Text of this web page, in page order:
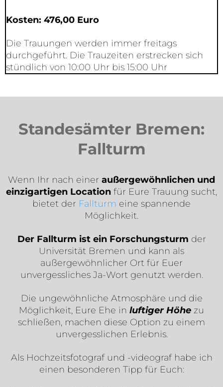
Kosten: 476,00 Euro
Die Trauungen werden immer freitags
durchgeführt. Die Trauzeiten erstrecken sich
stündlich von 10:00 Uhr bis 15:00 Uhr
Standesämter Bremen:
Fallturm​
Wenn Ihr nach einer außergewöhnlichen und
einzigartigen Location für Eure Trauung sucht,
bietet der Fallturm eine spannende
Möglichkeit.
Der Fallturm ist ein Forschungsturm der
Universität Bremen und kann als
außergewöhnlicher Ort für Euer
unvergessliches Ja-Wort genutzt werden.
Die ungewöhnliche Atmosphäre und die
Möglichkeit, Eure Ehe in luftiger Höhe zu
schließen, machen diese Option zu einem
unvergesslichen Erlebnis.
Als Hochzeitsfotograf und -videograf habe ich
einen besonderen Tipp für Euch: